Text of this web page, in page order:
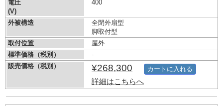
電圧
(V)
400
外被構造
全閉外扇型
脚取付型
取付位置
屋外
標準価格（税別）
-
販売価格（税別）
¥268,300
詳細はこちらへ
カートに入れる